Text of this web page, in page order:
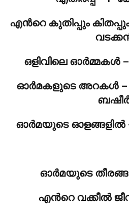
എന്‍റെ കുതിപ്പും
ഒളിവിലെ ഓര്‍മ്മകള്‍
ഓര്‍മകളുടെ അറകള്‍ –
ഓര്‍മയുടെ ഓളങ്ങളില്‍ –
ഓര്‍മയുടെ
എന്‍റെ വക്കീല്‍